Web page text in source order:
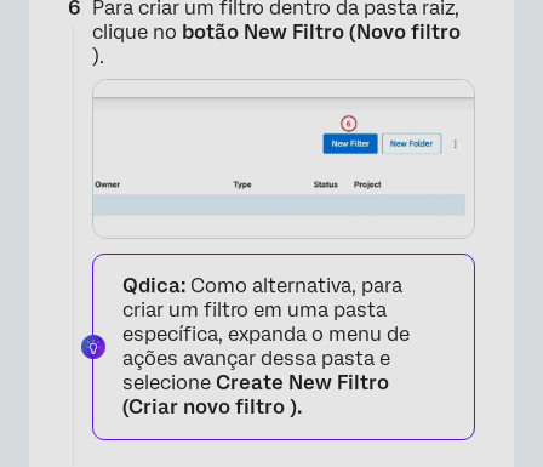
Para criar um filtro dentro da pasta raiz,
clique no botão New Filtro (Novo filtro
).
Qdica: Como alternativa, para
criar um filtro em uma pasta
específica, expanda o menu de
ações avançar dessa pasta e
selecione Create New Filtro
(Criar novo filtro ).